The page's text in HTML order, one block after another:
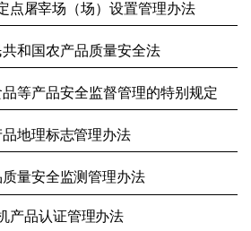
点屠宰场（场）设置管理办法
和国农产品质量安全法
等产品安全监督管理的特别规定
地理标志管理办法
量安全监测管理办法
产品认证管理办法